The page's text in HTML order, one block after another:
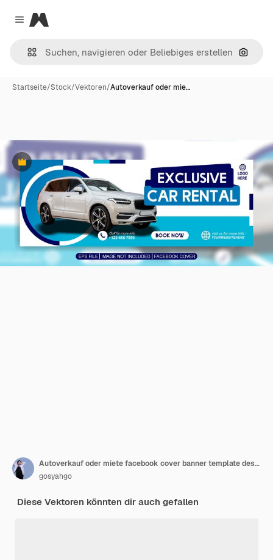
Close menu
Magnific
Nach
Startseite/Stock/Vektoren/Autoverkauf oder mie…
Premium
Autoverkauf oder miete facebook cover banner template design
gosyahgo
Diese Vektoren könnten dir auch gefallen